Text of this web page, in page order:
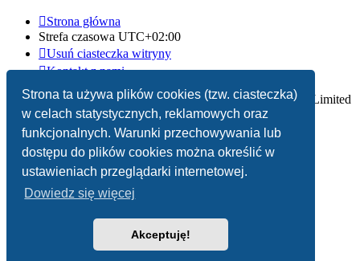
Strona ta używa plików cookies (tzw. ciasteczka)
w celach statystycznych, reklamowych oraz
funkcjonalnych. Warunki przechowywania lub
dostępu do plików cookies można określić w
ustawieniach przeglądarki internetowej.
Dowiedz się więcej
Akceptuję!
Strona główna
Strefa czasowa UTC+02:00
Usuń ciasteczka witryny
Kontakt z nami
Technologię dostarczaphpBB® Forum Software © phpBB Limited
Polski pakiet językowy dostarczaphpBB.pl
Zasady ochrony danych osobowych |Regulamin